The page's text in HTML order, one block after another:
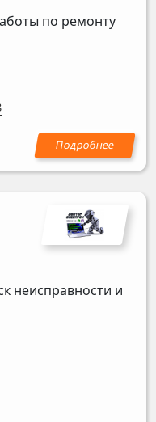
по ремонту
неисправности и